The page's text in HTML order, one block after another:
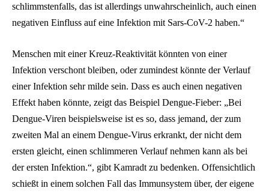
schlimmstenfalls, das ist allerdings unwahrscheinlich, auch einen
negativen Einfluss auf eine Infektion mit Sars-CoV-2 haben.“
Menschen mit einer Kreuz-Reaktivität könnten von einer
Infektion verschont bleiben, oder zumindest könnte der Verlauf
einer Infektion sehr milde sein. Dass es auch einen negativen
Effekt haben könnte, zeigt das Beispiel Dengue-Fieber: „Bei
Dengue-Viren beispielsweise ist es so, dass jemand, der zum
zweiten Mal an einem Dengue-Virus erkrankt, der nicht dem
ersten gleicht, einen schlimmeren Verlauf nehmen kann als bei
der ersten Infektion.“, gibt Kamradt zu bedenken. Offensichtlich
schießt in einem solchen Fall das Immunsystem über, der eigene